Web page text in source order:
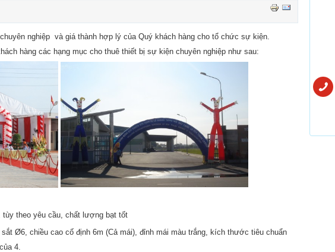
nghiệp và giá thành hợp lý của Quý khách hàng cho tổ chức sự kiện.
hàng các hạng mục cho thuê thiết bị sự kiện chuyên nghiệp như sau:
theo yêu cầu, chất lượng bạt tốt
Ø6, chiều cao cố định 6m (Cả mái), đỉnh mái màu trắng, kích thước tiêu chuẩn
4.